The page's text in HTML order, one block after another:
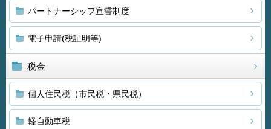
パートナーシップ宣誓制度
電子申請(税証明等)
税金
個人住民税（市民税・県民税）
軽自動車税